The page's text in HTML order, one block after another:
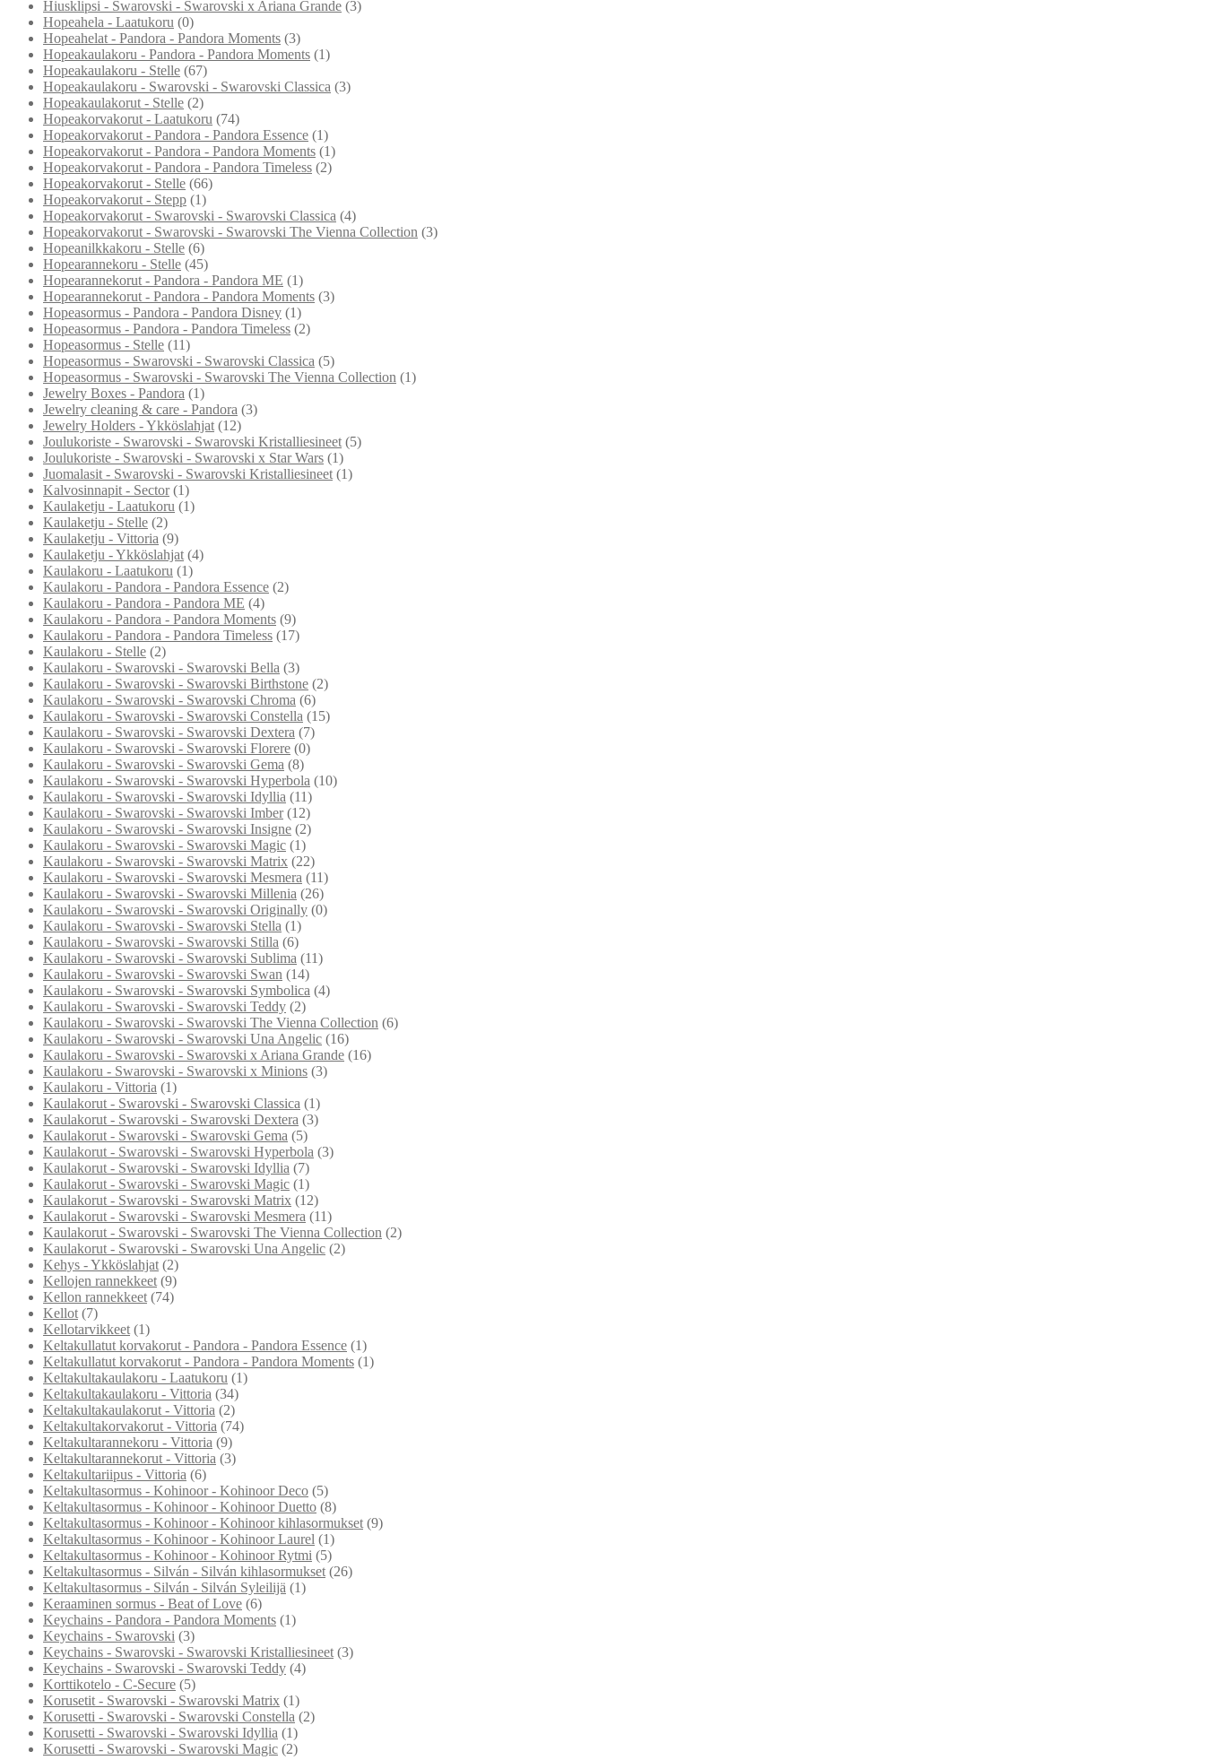
Hiusklipsi - Swarovski - Swarovski x Ariana Grande (3)
Hopeahela - Laatukoru (0)
Hopeahelat - Pandora - Pandora Moments (3)
Hopeakaulakoru - Pandora - Pandora Moments (1)
Hopeakaulakoru - Stelle (67)
Hopeakaulakoru - Swarovski - Swarovski Classica (3)
Hopeakaulakorut - Stelle (2)
Hopeakorvakorut - Laatukoru (74)
Hopeakorvakorut - Pandora - Pandora Essence (1)
Hopeakorvakorut - Pandora - Pandora Moments (1)
Hopeakorvakorut - Pandora - Pandora Timeless (2)
Hopeakorvakorut - Stelle (66)
Hopeakorvakorut - Stepp (1)
Hopeakorvakorut - Swarovski - Swarovski Classica (4)
Hopeakorvakorut - Swarovski - Swarovski The Vienna Collection (3)
Hopeanilkkakoru - Stelle (6)
Hopearannekoru - Stelle (45)
Hopearannekorut - Pandora - Pandora ME (1)
Hopearannekorut - Pandora - Pandora Moments (3)
Hopeasormus - Pandora - Pandora Disney (1)
Hopeasormus - Pandora - Pandora Timeless (2)
Hopeasormus - Stelle (11)
Hopeasormus - Swarovski - Swarovski Classica (5)
Hopeasormus - Swarovski - Swarovski The Vienna Collection (1)
Jewelry Boxes - Pandora (1)
Jewelry cleaning & care - Pandora (3)
Jewelry Holders - Ykköslahjat (12)
Joulukoriste - Swarovski - Swarovski Kristalliesineet (5)
Joulukoriste - Swarovski - Swarovski x Star Wars (1)
Juomalasit - Swarovski - Swarovski Kristalliesineet (1)
Kalvosinnapit - Sector (1)
Kaulaketju - Laatukoru (1)
Kaulaketju - Stelle (2)
Kaulaketju - Vittoria (9)
Kaulaketju - Ykköslahjat (4)
Kaulakoru - Laatukoru (1)
Kaulakoru - Pandora - Pandora Essence (2)
Kaulakoru - Pandora - Pandora ME (4)
Kaulakoru - Pandora - Pandora Moments (9)
Kaulakoru - Pandora - Pandora Timeless (17)
Kaulakoru - Stelle (2)
Kaulakoru - Swarovski - Swarovski Bella (3)
Kaulakoru - Swarovski - Swarovski Birthstone (2)
Kaulakoru - Swarovski - Swarovski Chroma (6)
Kaulakoru - Swarovski - Swarovski Constella (15)
Kaulakoru - Swarovski - Swarovski Dextera (7)
Kaulakoru - Swarovski - Swarovski Florere (0)
Kaulakoru - Swarovski - Swarovski Gema (8)
Kaulakoru - Swarovski - Swarovski Hyperbola (10)
Kaulakoru - Swarovski - Swarovski Idyllia (11)
Kaulakoru - Swarovski - Swarovski Imber (12)
Kaulakoru - Swarovski - Swarovski Insigne (2)
Kaulakoru - Swarovski - Swarovski Magic (1)
Kaulakoru - Swarovski - Swarovski Matrix (22)
Kaulakoru - Swarovski - Swarovski Mesmera (11)
Kaulakoru - Swarovski - Swarovski Millenia (26)
Kaulakoru - Swarovski - Swarovski Originally (0)
Kaulakoru - Swarovski - Swarovski Stella (1)
Kaulakoru - Swarovski - Swarovski Stilla (6)
Kaulakoru - Swarovski - Swarovski Sublima (11)
Kaulakoru - Swarovski - Swarovski Swan (14)
Kaulakoru - Swarovski - Swarovski Symbolica (4)
Kaulakoru - Swarovski - Swarovski Teddy (2)
Kaulakoru - Swarovski - Swarovski The Vienna Collection (6)
Kaulakoru - Swarovski - Swarovski Una Angelic (16)
Kaulakoru - Swarovski - Swarovski x Ariana Grande (16)
Kaulakoru - Swarovski - Swarovski x Minions (3)
Kaulakoru - Vittoria (1)
Kaulakorut - Swarovski - Swarovski Classica (1)
Kaulakorut - Swarovski - Swarovski Dextera (3)
Kaulakorut - Swarovski - Swarovski Gema (5)
Kaulakorut - Swarovski - Swarovski Hyperbola (3)
Kaulakorut - Swarovski - Swarovski Idyllia (7)
Kaulakorut - Swarovski - Swarovski Magic (1)
Kaulakorut - Swarovski - Swarovski Matrix (12)
Kaulakorut - Swarovski - Swarovski Mesmera (11)
Kaulakorut - Swarovski - Swarovski The Vienna Collection (2)
Kaulakorut - Swarovski - Swarovski Una Angelic (2)
Kehys - Ykköslahjat (2)
Kellojen rannekkeet (9)
Kellon rannekkeet (74)
Kellot (7)
Kellotarvikkeet (1)
Keltakullatut korvakorut - Pandora - Pandora Essence (1)
Keltakullatut korvakorut - Pandora - Pandora Moments (1)
Keltakultakaulakoru - Laatukoru (1)
Keltakultakaulakoru - Vittoria (34)
Keltakultakaulakorut - Vittoria (2)
Keltakultakorvakorut - Vittoria (74)
Keltakultarannekoru - Vittoria (9)
Keltakultarannekorut - Vittoria (3)
Keltakultariipus - Vittoria (6)
Keltakultasormus - Kohinoor - Kohinoor Deco (5)
Keltakultasormus - Kohinoor - Kohinoor Duetto (8)
Keltakultasormus - Kohinoor - Kohinoor kihlasormukset (9)
Keltakultasormus - Kohinoor - Kohinoor Laurel (1)
Keltakultasormus - Kohinoor - Kohinoor Rytmi (5)
Keltakultasormus - Silván - Silván kihlasormukset (26)
Keltakultasormus - Silván - Silván Syleilijä (1)
Keraaminen sormus - Beat of Love (6)
Keychains - Pandora - Pandora Moments (1)
Keychains - Swarovski (3)
Keychains - Swarovski - Swarovski Kristalliesineet (3)
Keychains - Swarovski - Swarovski Teddy (4)
Korttikotelo - C-Secure (5)
Korusetit - Swarovski - Swarovski Matrix (1)
Korusetti - Swarovski - Swarovski Constella (2)
Korusetti - Swarovski - Swarovski Idyllia (1)
Korusetti - Swarovski - Swarovski Magic (2)